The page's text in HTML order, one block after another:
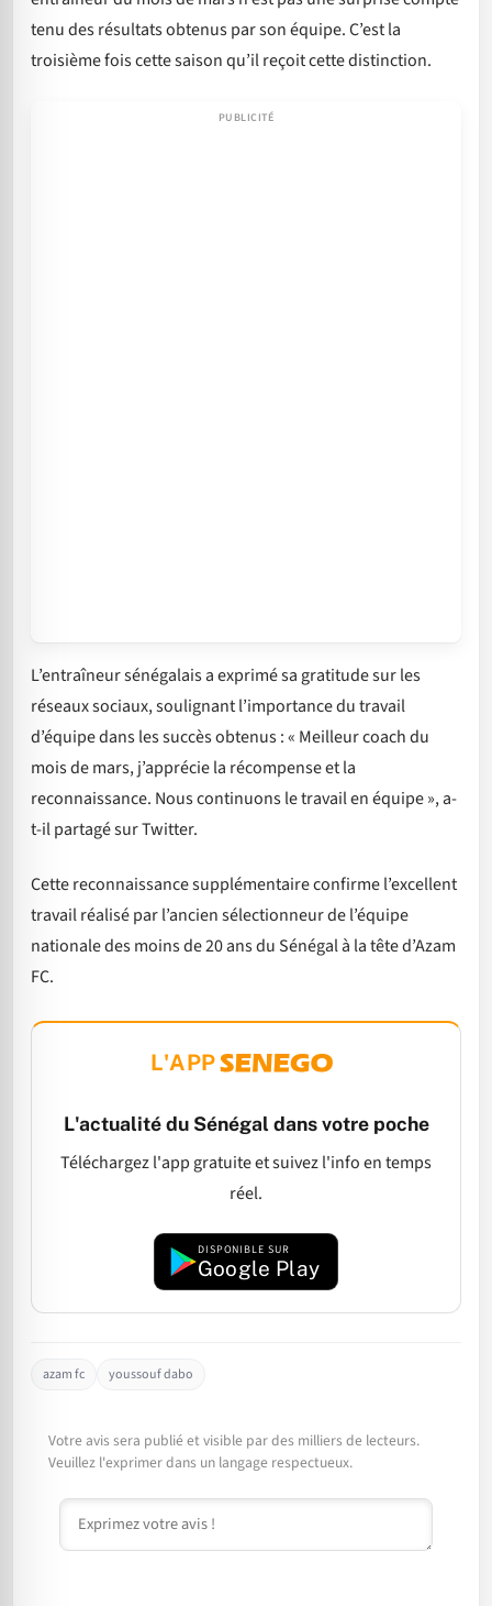
tenu des résultats obtenus par son équipe. C’est la
troisième fois cette saison qu’il reçoit cette distinction.
L’entraîneur sénégalais a exprimé sa gratitude sur les
réseaux sociaux, soulignant l’importance du travail
d’équipe dans les succès obtenus : « Meilleur coach du
mois de mars, j’apprécie la récompense et la
reconnaissance. Nous continuons le travail en équipe », a-
t-il partagé sur Twitter.
Cette reconnaissance supplémentaire confirme l’excellent
travail réalisé par l’ancien sélectionneur de l’équipe
nationale des moins de 20 ans du Sénégal à la tête d’Azam
FC.
L'APP
L'actualité du Sénégal dans votre poche
Téléchargez l'app gratuite et suivez l'info en temps
réel.
DISPONIBLE SUR
Google Play
azam fc youssouf dabo
Votre avis sera publié et visible par des milliers de lecteurs.
Veuillez l'exprimer dans un langage respectueux.
Commentaire